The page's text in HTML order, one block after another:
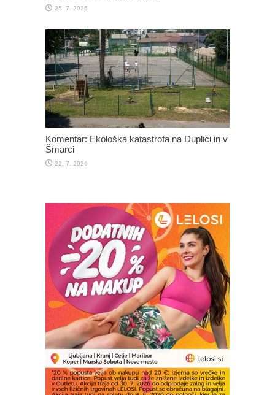
25. 7. 2026
Komentar: Ekološka katastrofa na Duplici in v
Šmarci
22. 7. 2026